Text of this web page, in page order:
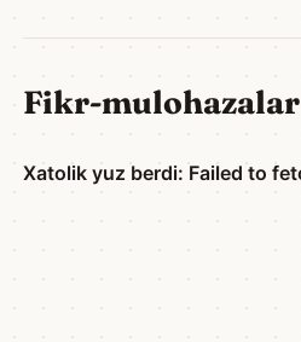
Fikr-mulohazalar